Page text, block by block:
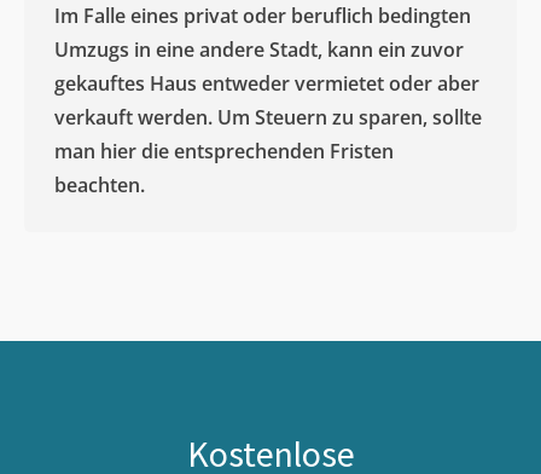
Im Falle eines privat oder beruflich bedingten
Umzugs in eine andere Stadt, kann ein zuvor
gekauftes Haus entweder vermietet oder aber
verkauft werden. Um Steuern zu sparen, sollte
man hier die entsprechenden Fristen
beachten.
Kostenlose